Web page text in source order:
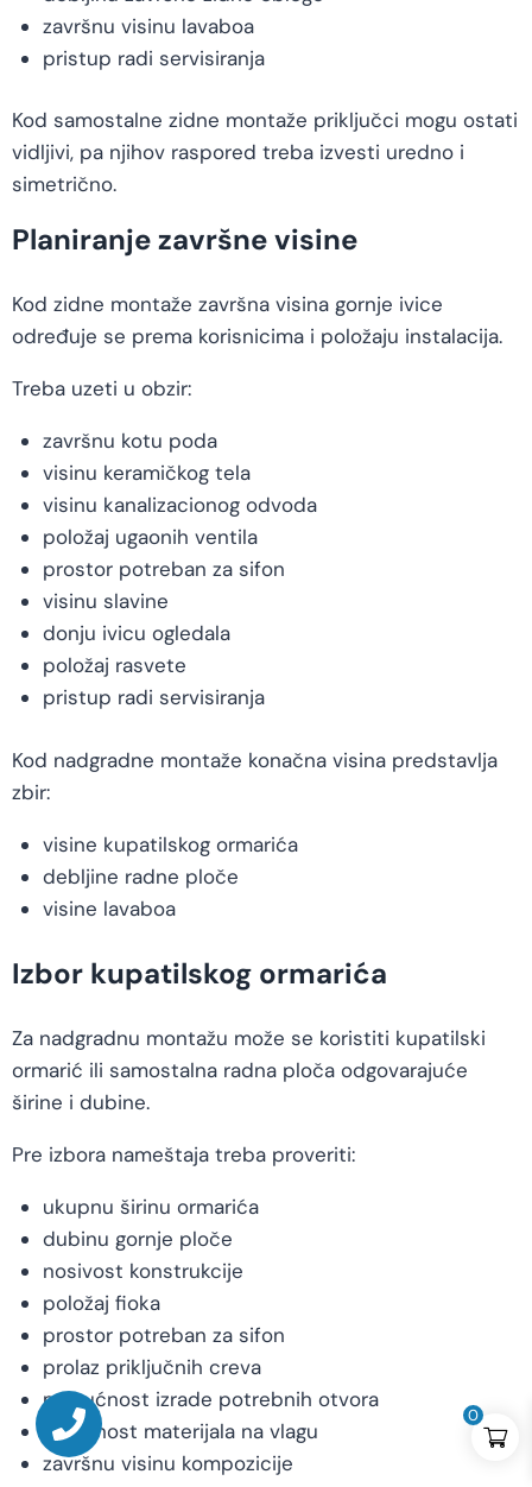
0
završnu visinu lavaboa
pristup radi servisiranja
Kod samostalne zidne montaže priključci mogu ostati
vidljivi, pa njihov raspored treba izvesti uredno i
simetrično.
Planiranje završne visine
Kod zidne montaže završna visina gornje ivice
određuje se prema korisnicima i položaju instalacija.
Treba uzeti u obzir:
završnu kotu poda
visinu keramičkog tela
visinu kanalizacionog odvoda
položaj ugaonih ventila
prostor potreban za sifon
visinu slavine
donju ivicu ogledala
položaj rasvete
pristup radi servisiranja
Kod nadgradne montaže konačna visina predstavlja
zbir:
visine kupatilskog ormarića
debljine radne ploče
visine lavaboa
Izbor kupatilskog ormarića
Za nadgradnu montažu može se koristiti kupatilski
ormarić ili samostalna radna ploča odgovarajuće
širine i dubine.
Pre izbora nameštaja treba proveriti:
ukupnu širinu ormarića
dubinu gornje ploče
nosivost konstrukcije
položaj fioka
prostor potreban za sifon
prolaz priključnih creva
mogućnost izrade potrebnih otvora
otpornost materijala na vlagu
završnu visinu kompozicije